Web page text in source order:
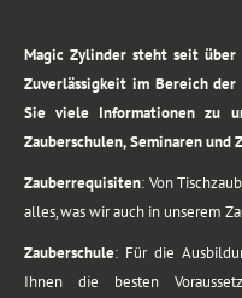
Magic Zylinder steht seit
Zuverlässigkeit im Bereich
Sie viele Informationen zu
Zauberschulen, Seminaren und
Zauberrequisiten: Von
alles, was wir auch in unserem
Zauberschule: Für die
Ihnen die besten